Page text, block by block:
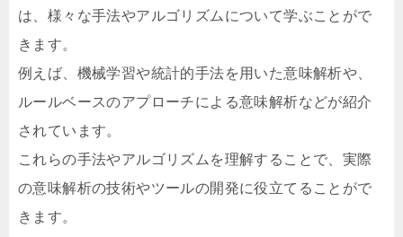
は、様々な手法やアルゴリズムについて学ぶことがで
きます。
例えば、機械学習や統計的手法を用いた意味解析や、
ルールベースのアプローチによる意味解析などが紹介
されています。
これらの手法やアルゴリズムを理解することで、実際
の意味解析の技術やツールの開発に役立てることがで
きます。